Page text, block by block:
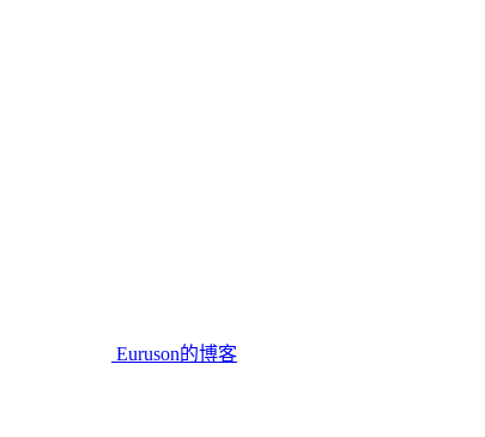
Euruson的博客